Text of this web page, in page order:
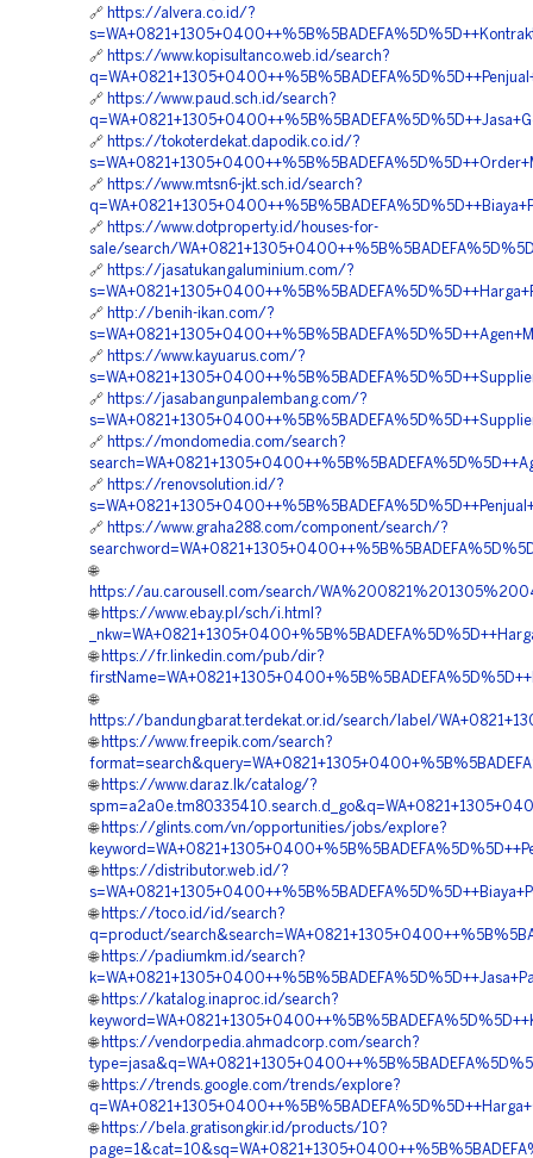
🔗 https://alvera.co.id/?
🔗 https://www.kopisultanco.web.id/search?
🔗 https://www.paud.sch.id/search?
🔗 https://tokoterdekat.dapodik.co.id/?
🔗 https://www.mtsn6-jkt.sch.id/search?
🔗 https://www.dotproperty.id/houses-for-
sale/search/
🔗 https://jasatukangaluminium.com/?
🔗 http://benih-ikan.com/?
🔗 https://www.kayuarus.com/?
🔗 https://jasabangunpalembang.com/?
🔗 https://mondomedia.com/search?
🔗 https://renovsolution.id/?
🔗 https://www.graha288.com/component/search/?
🌐
https://au.carousell.com/search/
🌐 https://www.ebay.pl/sch/i.html?
🌐 https://fr.linkedin.com/pub/dir?
🌐
https://bandungbarat.terdekat.or.id/search/label/
🌐 https://www.freepik.com/search?
🌐 https://www.daraz.lk/catalog/?
🌐 https://glints.com/vn/opportunities/jobs/explore?
🌐 https://distributor.web.id/?
🌐 https://toco.id/id/search?
q=product/
🌐 https://padiumkm.id/search?
🌐 https://katalog.inaproc.id/search?
🌐 https://vendorpedia.ahmadcorp.com/search?
🌐 https://trends.google.com/trends/explore?
🌐 https://bela.gratisongkir.id/products/10?